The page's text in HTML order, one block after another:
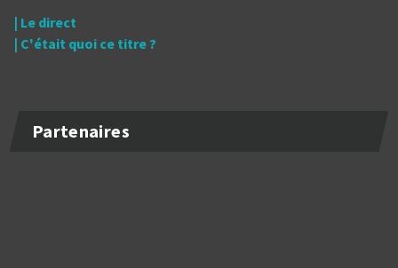
| Le direct
| C'était quoi ce titre ?
Partenaires